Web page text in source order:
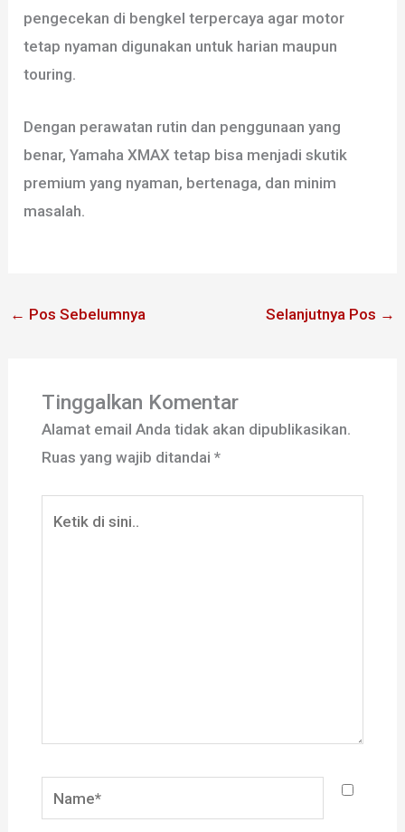
pengecekan di bengkel terpercaya agar motor
tetap nyaman digunakan untuk harian maupun
touring.
Dengan perawatan rutin dan penggunaan yang
benar, Yamaha XMAX tetap bisa menjadi skutik
premium yang nyaman, bertenaga, dan minim
masalah.
← Pos Sebelumnya Selanjutnya Pos →
Tinggalkan Komentar
Alamat email Anda tidak akan dipublikasikan.
Ruas yang wajib ditandai *
Name*